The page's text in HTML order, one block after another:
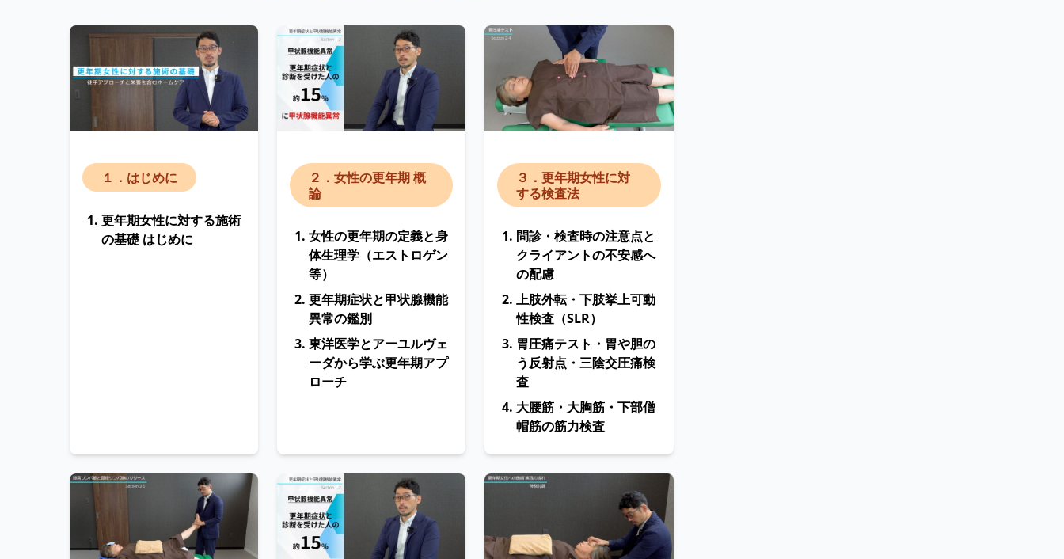
１．はじめに
更年期女性に対する施術
の基礎 はじめに
２．女性の更年期 概
論
女性の更年期の定義と身
体生理学（エストロゲン
等）
更年期症状と甲状腺機能
異常の鑑別
東洋医学とアーユルヴェ
ーダから学ぶ更年期アプ
ローチ
３．更年期女性に対
する検査法
問診・検査時の注意点と
クライアントの不安感へ
の配慮
上肢外転・下肢挙上可動
性検査（SLR）
胃圧痛テスト・胃や胆の
う反射点・三陰交圧痛検
査
大腰筋・大胸筋・下部僧
帽筋の筋力検査